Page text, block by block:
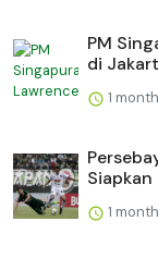
PM
di
1
Siapkan
1